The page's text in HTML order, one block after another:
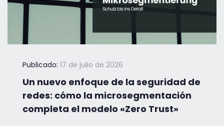
Publicado: 17 de julio de 2026
Un nuevo enfoque de la seguridad de
redes: cómo la microsegmentación
completa el modelo «Zero Trust»